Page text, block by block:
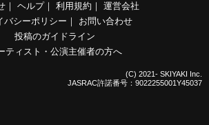
｜ ヘルプ｜ 利用規約 ｜ 運営会社
バシーポリシー ｜
お問い合わせ
投稿のガイドライン
ティスト・公演主催者の方へ
(C) 2021- SKIYAKI Inc.
JASRAC許諾番号：9022255001Y45037